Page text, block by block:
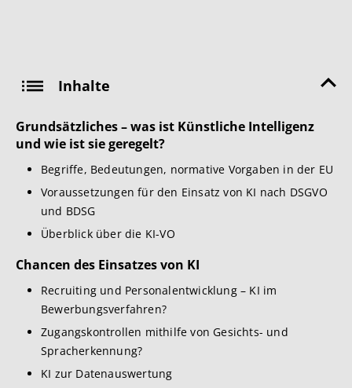
Inhalte
Grundsätzliches – was ist Künstliche Intelligenz
und wie ist sie geregelt?
Begriffe, Bedeutungen, normative Vorgaben in der EU
Voraussetzungen für den Einsatz von KI nach DSGVO
und BDSG
Überblick über die KI-VO
Chancen des Einsatzes von KI
Recruiting und Personalentwicklung – KI im
Bewerbungsverfahren?
Zugangskontrollen mithilfe von Gesichts- und
Spracherkennung?
KI zur Datenauswertung